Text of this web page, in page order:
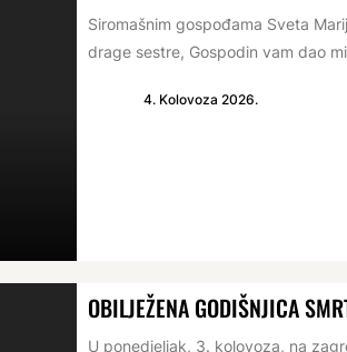
Siromašnim gospođama Sveta
drage sestre, Gospodin vam dao
4. Kolovoza 2026.
OBILJEŽENA GODIŠNJICA
U ponedjeljak, 3. kolovoza, na